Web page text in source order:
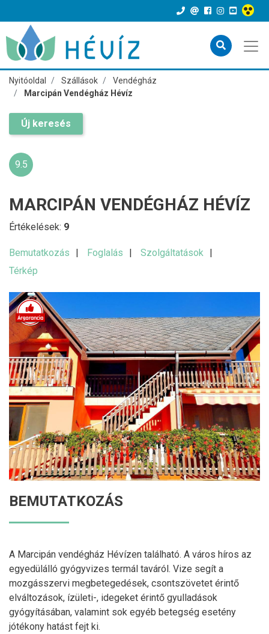
Nyitóoldal Szállások
Vendégház
Marcipán Vendégház Hévíz
Új keresés
9.5
MARCIPÁN VENDÉGHÁZ HÉVÍZ
Értékelések: 9
Bemutatkozás Foglalás
Szolgáltatások
Térkép
BEMUTATKOZÁS
A Marcipán vendégház Hévízen található. A város híros az
egyedülálló gyógyvizes termál taváról. Vize segít a
mozgásszervi megbetegedések, csontszövetet érintő
elváltozások, ízületi-, idegeket érintő gyulladások
gyógyításában, valamint sok egyéb betegség esetény
jótékony hatást fejt ki.